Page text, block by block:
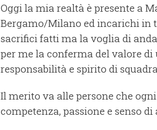
Oggi la mia realtà è presente a
Bergamo/Milano ed incarichi in
sacrifici fatti ma la voglia di
per me la conferma del valore
responsabilità e spirito di
Il merito va alle persone che
competenza, passione e senso